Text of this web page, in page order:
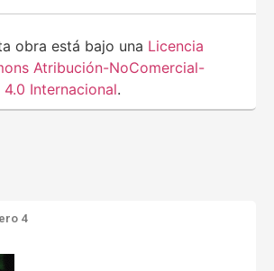
obra está bajo una Licencia
Atribución-NoComercial-
Internacional.
4